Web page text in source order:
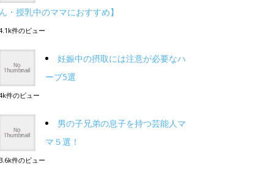
ん・授乳中のママにおすすめ】
件のビュー
妊娠中の摂取には注意が必要なハ
ーブ5選
件のビュー
男の子兄弟の息子を持つ芸能人マ
マ５選！
3.6k件のビュー